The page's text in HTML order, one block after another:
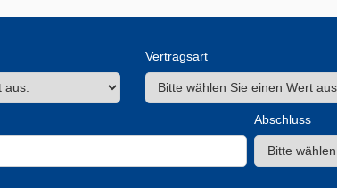
Vertragsart
Abschluss